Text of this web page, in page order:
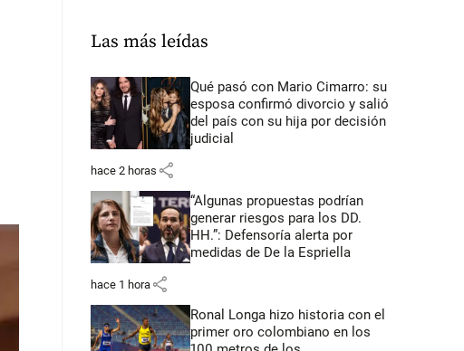
Las más leídas
Qué pasó con Mario Cimarro: su
esposa confirmó divorcio y salió
del país con su hija por decisión
judicial
hace 2 horas share
“Algunas propuestas podrían
generar riesgos para los DD.
HH.”: Defensoría alerta por
medidas de De la Espriella
hace 1 hora share
Ronal Longa hizo historia con el
primer oro colombiano en los